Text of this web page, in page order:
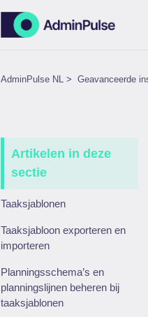
AdminPulse NL Geavanceerde
Artikelen in deze
sectie
Taaksjablonen
Taaksjabloon exporteren en
importeren
Planningsschema’s en
planningslijnen beheren bij
taaksjablonen